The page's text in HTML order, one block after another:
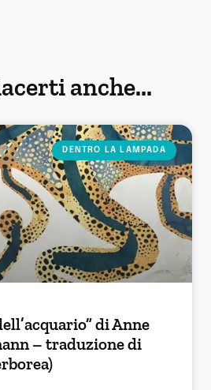
anche...
DENTRO LA LAMPADA
di Anne
– traduzione di